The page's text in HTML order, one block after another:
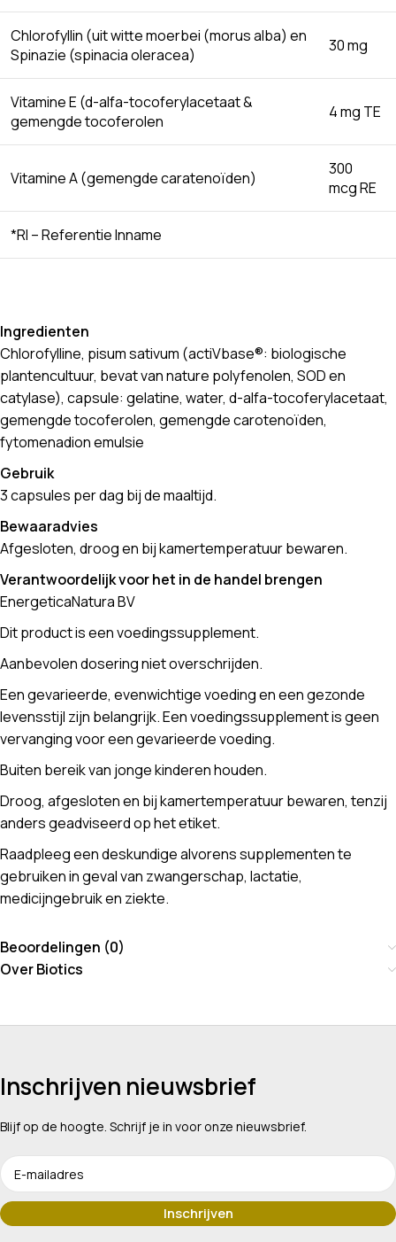
Chlorofyllin (uit witte moerbei (morus alba) en
Spinazie (spinacia oleracea)
30 mg
Vitamine E (d-alfa-tocoferylacetaat &
gemengde tocoferolen
4 mg TE
Vitamine A (gemengde caratenoïden)
300
mcg RE
*RI – Referentie Inname
Ingredienten
Chlorofylline, pisum sativum (actiVbase®: biologische
plantencultuur, bevat van nature polyfenolen, SOD en
catylase), capsule: gelatine, water, d-alfa-tocoferylacetaat,
gemengde tocoferolen, gemengde carotenoïden,
fytomenadion emulsie
Gebruik
3 capsules per dag bij de maaltijd.
Bewaaradvies
Afgesloten, droog en bij kamertemperatuur bewaren.
Verantwoordelijk voor het in de handel brengen
EnergeticaNatura BV
Dit product is een voedingssupplement.
Aanbevolen dosering niet overschrijden.
Een gevarieerde, evenwichtige voeding en een gezonde
levensstijl zijn belangrijk. Een voedingssupplement is geen
vervanging voor een gevarieerde voeding.
Buiten bereik van jonge kinderen houden.
Droog, afgesloten en bij kamertemperatuur bewaren, tenzij
anders geadviseerd op het etiket.
Raadpleeg een deskundige alvorens supplementen te
gebruiken in geval van zwangerschap, lactatie,
medicijngebruik en ziekte.
Beoordelingen (0)
Over Biotics
Inschrijven nieuwsbrief
Blijf op de hoogte. Schrijf je in voor onze nieuwsbrief.